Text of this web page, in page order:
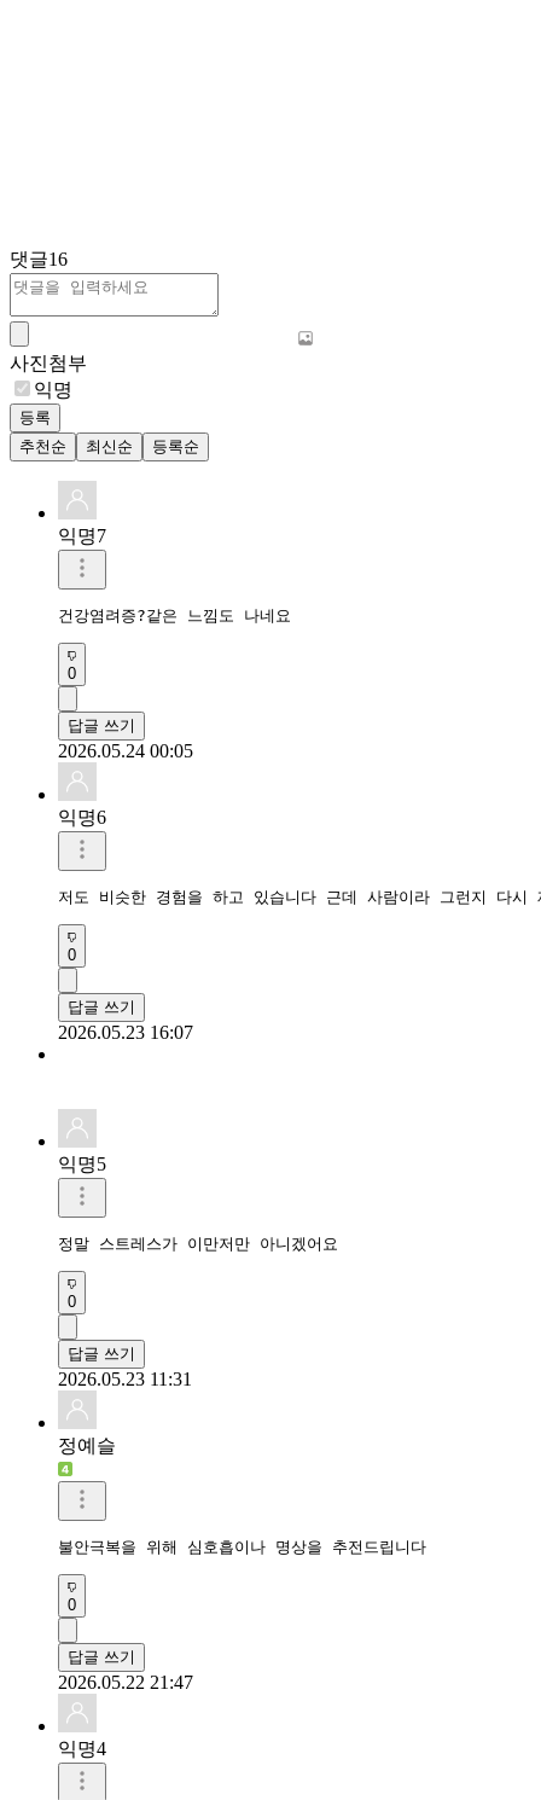
댓글16
사진첨부
익명
등록
추천순
최신순 등록순
익명7
건강염려증?같은 느낌도 나네요
0
답글 쓰기
2026.05.24 00:05
익명6
저도 비슷한 경험을 하고 있습니다 근데 사람이라 그런지 다
0
답글 쓰기
2026.05.23 16:07
익명5
정말 스트레스가 이만저만 아니겠어요
0
답글 쓰기
2026.05.23 11:31
정예슬
불안극복을 위해 심호흡이나 명상을 추전드립니다
0
답글 쓰기
2026.05.22 21:47
익명4